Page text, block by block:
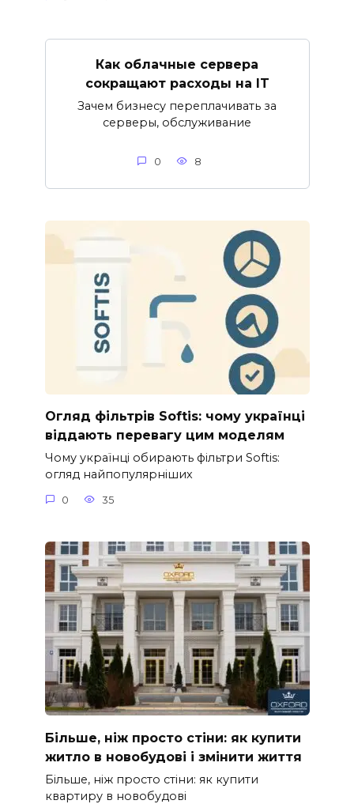
Как облачные сервера
сокращают расходы на IT
Зачем бизнесу переплачивать за
серверы, обслуживание
0 8
Огляд фільтрів Softis: чому українці
віддають перевагу цим моделям
Чому українці обирають фільтри Softis:
огляд найпопулярніших
0 35
Більше, ніж просто стіни: як купити
житло в новобудові і змінити життя
Більше, ніж просто стіни: як купити
квартиру в новобудові